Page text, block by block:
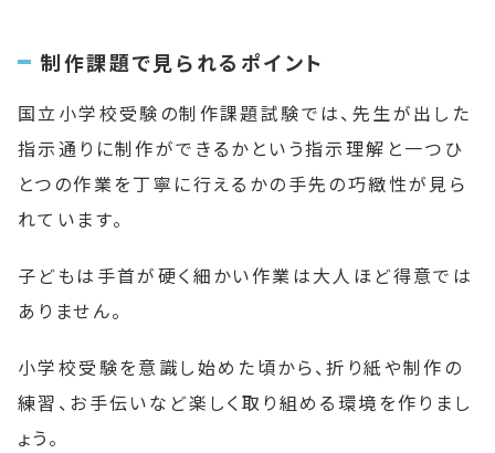
制作課題で見られるポイント
国立小学校受験の制作課題試験では、先生が出した
指示通りに制作ができるかという指示理解と一つひ
とつの作業を丁寧に行えるかの手先の巧緻性が見ら
れています。
子どもは手首が硬く細かい作業は大人ほど得意では
ありません。
小学校受験を意識し始めた頃から、折り紙や制作の
練習、お手伝いなど楽しく取り組める環境を作りまし
ょう。